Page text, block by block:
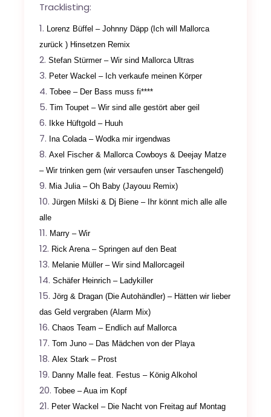
Tracklisting:
Lorenz Büffel – Johnny Däpp (Ich will Mallorca
zurück ) Hinsetzen Remix
Stefan Stürmer – Wir sind Mallorca Ultras
Peter Wackel – Ich verkaufe meinen Körper
Tobee – Der Bass muss fi****
Tim Toupet – Wir sind alle gestört aber geil
Ikke Hüftgold – Huuh
Ina Colada – Wodka mir irgendwas
Axel Fischer & Mallorca Cowboys & Deejay Matze
– Wir trinken gern (wir versaufen unser Taschengeld)
Mia Julia – Oh Baby (Jayouu Remix)
Jürgen Milski & Dj Biene – Ihr könnt mich alle alle
alle
Marry – Wir
Rick Arena – Springen auf den Beat
Melanie Müller – Wir sind Mallorcageil
Schäfer Heinrich – Ladykiller
Jörg & Dragan (Die Autohändler) – Hätten wir lieber
das Geld vergraben (Alarm Mix)
Chaos Team – Endlich auf Mallorca
Tom Juno – Das Mädchen von der Playa
Alex Stark – Prost
Danny Malle feat. Festus – König Alkohol
Tobee – Aua im Kopf
Peter Wackel – Die Nacht von Freitag auf Montag